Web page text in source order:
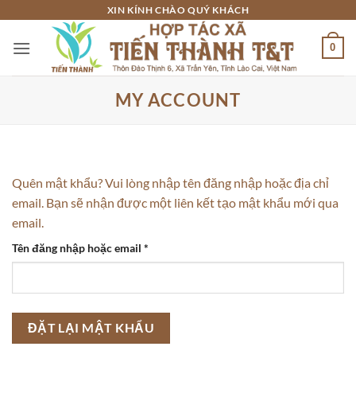
nội
XIN KÍNH CHÀO QUÝ KHÁCH
0
MY ACCOUNT
Quên mật khẩu? Vui lòng nhập tên đăng nhập hoặc địa chỉ
email. Bạn sẽ nhận được một liên kết tạo mật khẩu mới qua
email.
Tên đăng nhập hoặc email *
buộc
ĐẶT LẠI MẬT KHẨU